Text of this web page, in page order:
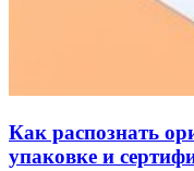
Как распознать
упаковке и